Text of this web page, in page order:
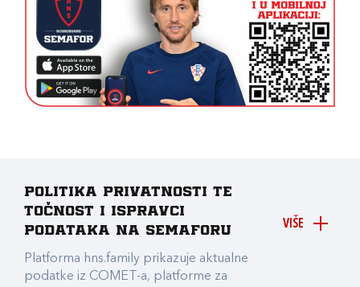
VIŠE
Politika privatnosti te
točnost i ispravci
podataka na Semaforu
Platforma hns.family prikazuje aktualne
podatke iz COMET-a, platforme za